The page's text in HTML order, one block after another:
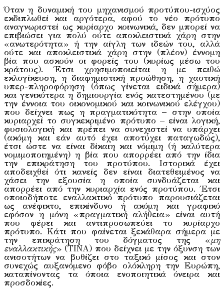
Όταν η δυναμική του μηχανισμού προτύπου-ισχύος
εκδιπλωθεί και αργότερα, αφού το νέο πρότυπο
αναγνωριστεί ως κυρίαρχο κοινωνικά, δεν μπορεί να
επιβιώσει για πολύ ούτε αποκλειστικά χάρη στην
«ανωτερότητα» ή την αίγλη των ιδεών του, αλλά
ούτε και αποκλειστικά χάρη στην (πλέον) έννομη
βία που ασκούν οι φορείς του (κυρίως μέσω του
κράτους). Έτσι χρησιμοποιείται η με πειθώ
εκλογίκευση, η διαφημιστική προώθηση, η χαοτική
υπερ-πληροφόρηση (όπως γίνεται ειδικά σήμερα)
και γενικότερα η δημιουργία ενός κατεστημένου (με
την έννοια του οικονομικού και κοινωνικού ελέγχου)
που δείχνει πως η πραγματικότητα – στην οποία
κυριαρχεί το συγκεκριμένο πρότυπο – είναι λογική,
φυσιολογική και πρέπει να συνεχιστεί να υπάρχει
(ακόμη και εάν αυτό έχει αποτύχει παταγωδώς),
έτσι ώστε να είναι δίκαιη και νόμιμη (ή καλύτερα
νομιμοποιημένη) η βία που απορρέει από την ίδια
την επικράτηση του προτύπου. Ιστορικά έχει
αποδειχθεί ότι κανείς δεν είναι διατεθειμένος να
χάσει την εξουσία η οποία συνδυάζεται και
απορρέει από την κυριαρχία ενός προτύπου. Έτσι
οποιοδήποτε εναλλακτικό πρότυπο παρουσιάζεται
ως ανέφικτο, επικίνδυνο ή ακόμη και γραφικό
εφόσον η μόνη «πραγματική αλήθεια» είναι αυτή
που φέρει και αντιπροσωπεύει το κυρίαρχο
πρότυπο. Κάτι που φαίνεται ξεκάθαρα σήμερα με
την επικράτηση του δόγματος της «μη
εναλλακτικής» (ΤΙΝΑ) που δείχνει με την όξυνση των
ανισοτήτων να βυθίζει στο ταξικό μίσος και στον
συνεχώς αυξανόμενο φόβο ολόκληρη την Ευρώπη,
καταπίνοντας τα όποια ενοποιητικά όνειρα και
προσδοκίες.